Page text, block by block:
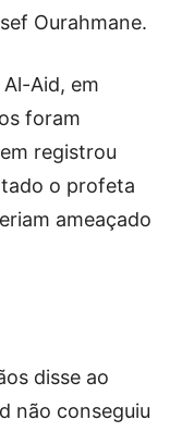
Ourahmane.
Aid, em
foram
registrou
o profeta
ameaçado
disse ao
não conseguiu